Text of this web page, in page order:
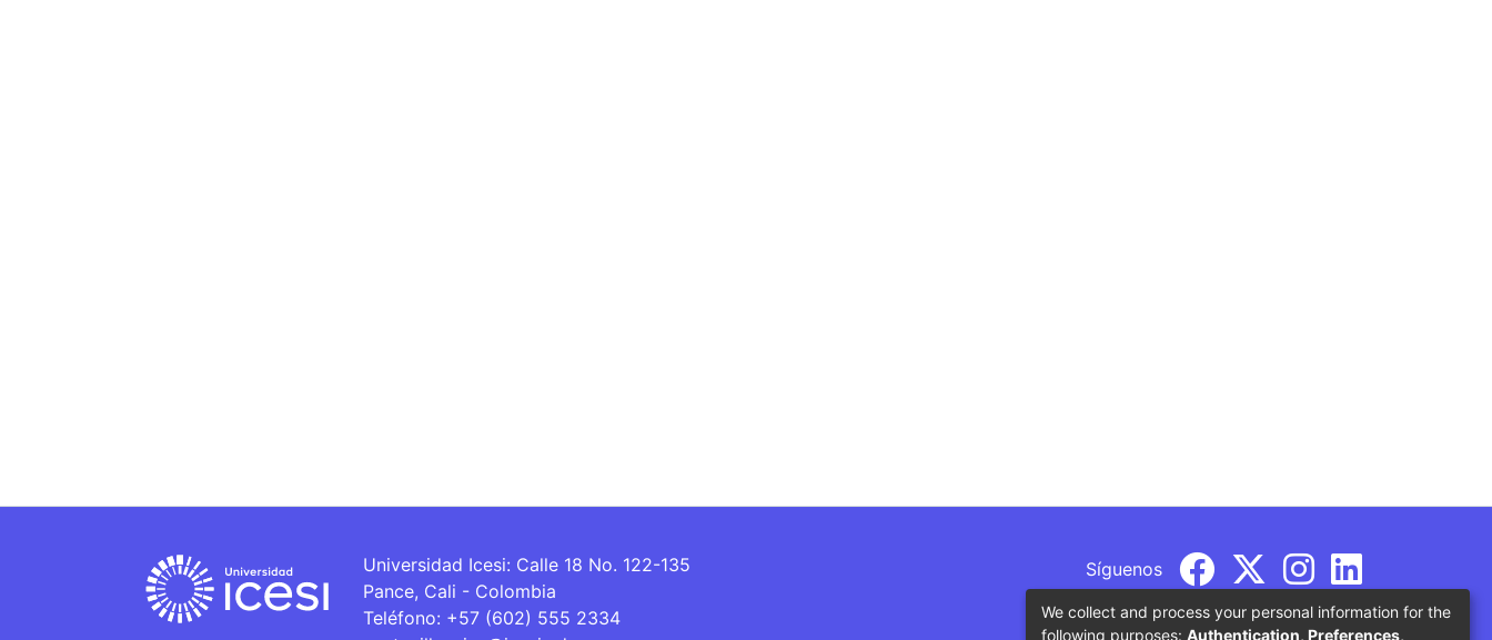
Universidad Icesi: Calle 18 No. 122-135
Pance, Cali - Colombia
Teléfono: +57 (602) 555 2334
Síguenos
We collect and process your personal information for the
following purposes: Authentication, Preferences,